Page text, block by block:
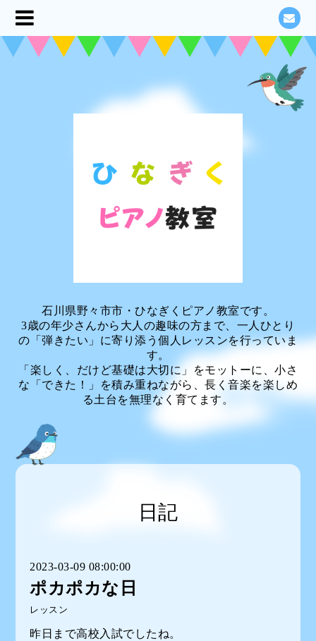
石川県野々市市・ひなぎくピアノ教室です。
3歳の年少さんから大人の趣味の方まで、一人ひとり
の「弾きたい」に寄り添う個人レッスンを行っていま
す。
「楽しく、だけど基礎は大切に」をモットーに、小さ
な「できた！」を積み重ねながら、長く音楽を楽しめ
る土台を無理なく育てます。
日記
2023-03-09 08:00:00
ポカポカな日
レッスン
昨日まで高校入試でしたね。